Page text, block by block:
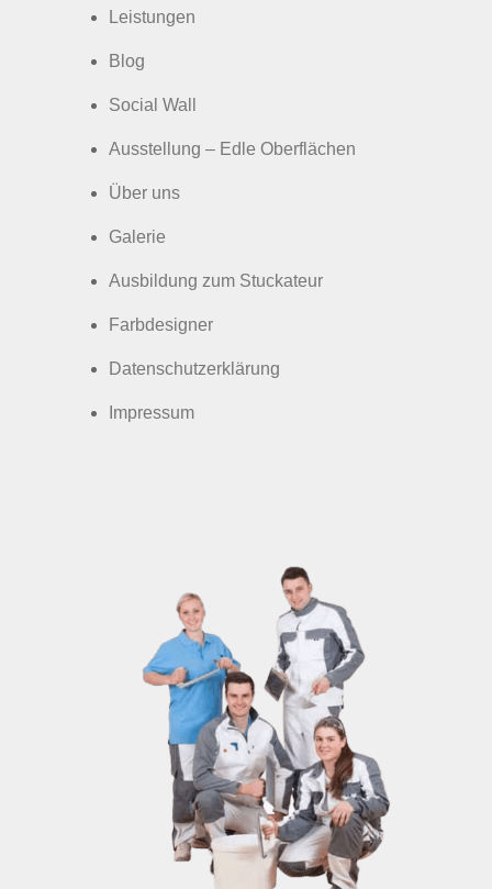
Leistungen
Blog
Social Wall
Ausstellung – Edle Oberflächen
Über uns
Galerie
Ausbildung zum Stuckateur
Farbdesigner
Datenschutzerklärung
Impressum